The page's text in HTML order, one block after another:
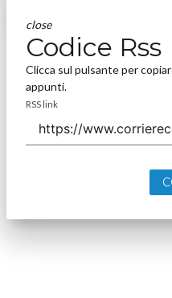
close
Codice Rss
Clicca sul pulsante per
appunti.
RSS link